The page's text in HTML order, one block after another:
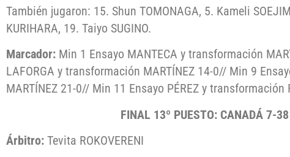
También jugaron: 15. Shun TOMONAGA, 5. Kameli
KURIHARA, 19. Taiyo SUGINO.
Marcador: Min 1 Ensayo MANTECA y transformación
LAFORGA y transformación MARTÍNEZ 14-0// Min 9
MARTÍNEZ 21-0// Min 11 Ensayo PÉREZ y transformación
FINAL 13º PUESTO: CANADÁ 7-
Árbitro: Tevita ROKOVERENI